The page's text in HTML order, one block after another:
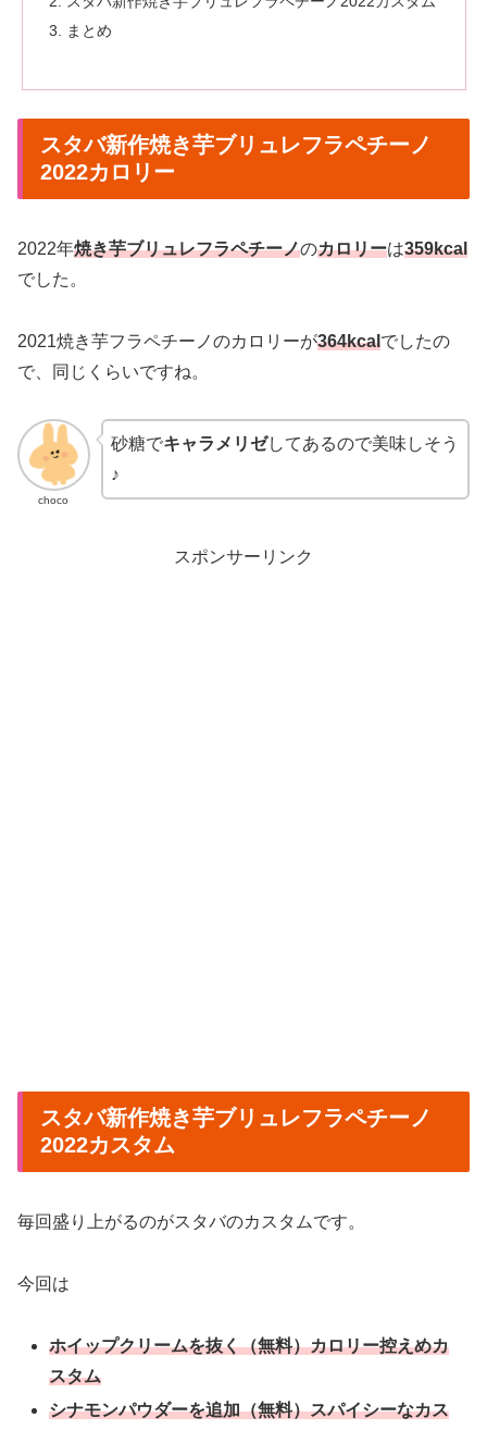
まとめ
スタバ新作焼き芋ブリュレフラペチーノ
2022カロリー
2022年焼き芋ブリュレフラペチーノのカロリーは359kcal
でした。
2021焼き芋フラペチーノのカロリーが364kcalでしたの
で、同じくらいですね。
choco
砂糖でキャラメリゼしてあるので美味しそう
♪
スポンサーリンク
スタバ新作焼き芋ブリュレフラペチーノ
2022カスタム
毎回盛り上がるのがスタバのカスタムです。
今回は
ホイップクリームを抜く（無料）カロリー控えめカ
スタム
シナモンパウダーを追加（無料）スパイシーなカス